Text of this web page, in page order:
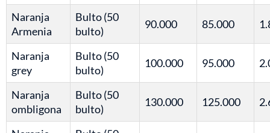
Naranja
Armenia
Bulto (50
bulto)
90.000 85.000
Naranja
grey
Bulto (50
bulto)
100.000 95.000
Naranja
ombligona
Bulto (50
bulto)
130.000 125.000